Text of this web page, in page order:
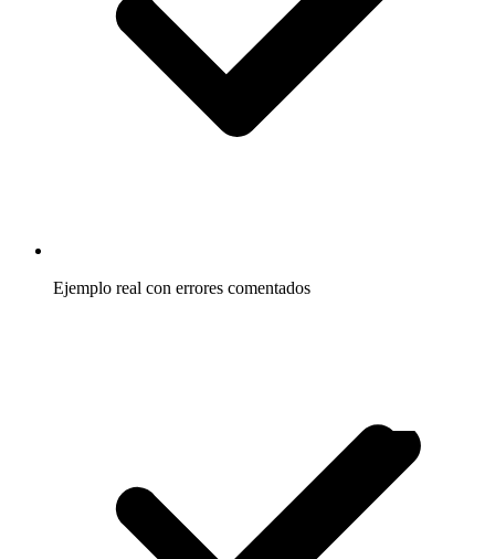
Ejemplo real con errores comentados